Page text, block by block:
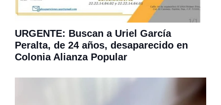
URGENTE: Buscan a Uriel García
Peralta, de 24 años, desaparecido en
Colonia Alianza Popular